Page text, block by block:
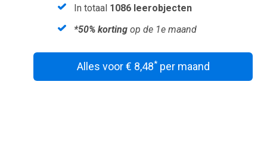
In totaal 1086 leerobjecten
*50% korting op de 1e maand
Alles voor € 8,48*per maand